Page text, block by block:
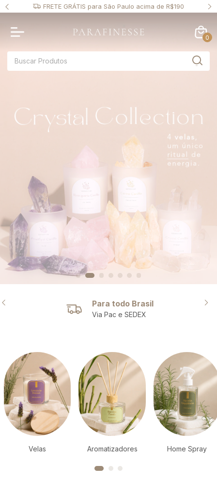
FRETE GRÁTIS para São Paulo acima de R$190
0
Compra Segura
Seus dados protegidos
Velas Aromatizadores Home Spray